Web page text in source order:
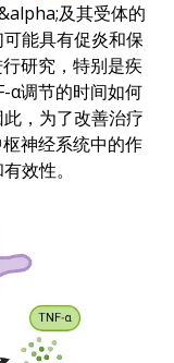
及其受体的
能具有促炎和保
研究，特别是疾
α调节的时间如何
此，为了改善治疗
神经系统中的作
效性。